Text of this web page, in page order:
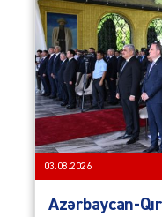
03.08.2026
Azərbaycan-